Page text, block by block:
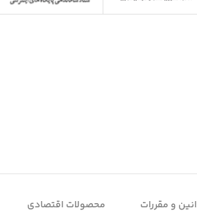
و مقررات
محصولات اقتصادی